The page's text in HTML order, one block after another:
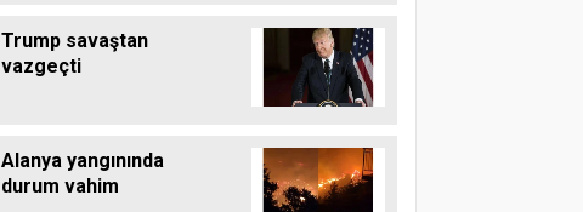
Trump savaştan
vazgeçti
Alanya yangınında
durum vahim